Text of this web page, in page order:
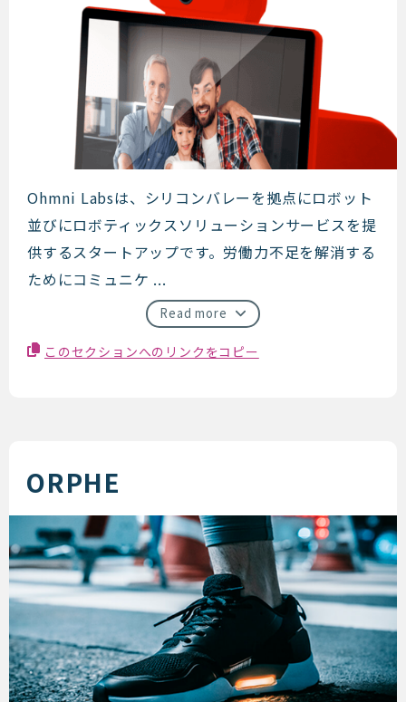
OhmniLabs
Ohmni Labsは、シリコンバレーを拠点にロボット
並びにロボティックスソリューションサービスを提
供するスタートアップです。労働力不足を解消する
ためにコミュニケ ...
Read more
このセクションへのリンクをコピー
ORPHE